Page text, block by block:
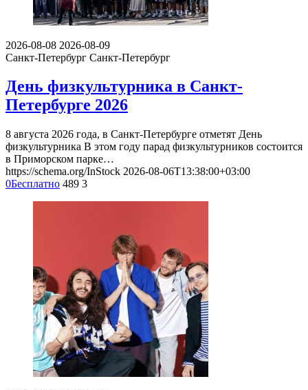
2026-08-08 2026-08-09
Санкт-Петербург Санкт-Петербург
День физкультурника в Санкт-
Петербурге 2026
8 августа 2026 года, в Санкт-Петербурге отметят День
физкультурника В этом году парад физкультурников состоится
в Приморском парке…
https://schema.org/InStock 2026-08-06T13:38:00+03:00
0Бесплатно 489 3